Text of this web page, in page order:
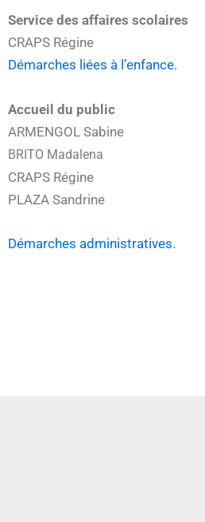
Service des affaires scolaires
CRAPS Régine
Démarches liées à l’enfance.
Accueil du public
ARMENGOL Sabine
BRITO Madalena
CRAPS Régine
PLAZA Sandrine
Démarches administratives.